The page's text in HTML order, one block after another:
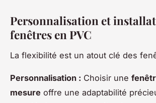
Personnalisation et
fenêtres en PVC
La flexibilité est un atout clé des
Personnalisation : Choisir une
mesure offre une adaptabilité